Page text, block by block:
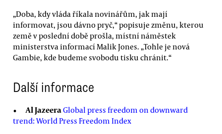
„Doba, kdy vláda říkala novinářům, jak mají
informovat, jsou dávno pryč,“ popisuje změnu, kterou
země v poslední době prošla, místní náměstek
ministerstva informací Malik Jones. „Tohle je nová
Gambie, kde budeme svobodu tisku chránit.“
Další informace
Al JazeeraGlobal press freedom on downward
trend: World Press Freedom Index